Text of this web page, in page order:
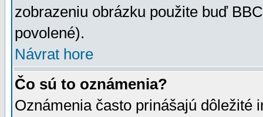
zobrazeniu obrázku použite buď
povolené).
Návrat hore
Čo sú to oznámenia?
Oznámenia často prinášajú dôležité